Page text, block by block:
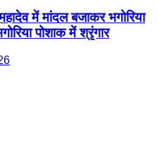
में मांदल बजाकर भगोरिया
पोशाक में श्रृंगार